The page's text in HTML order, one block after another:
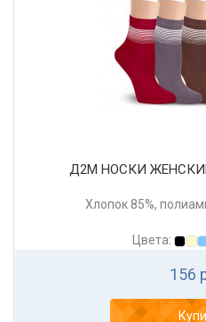
Д2М НОСКИ
Хлопок 85%,
Цвета:
156